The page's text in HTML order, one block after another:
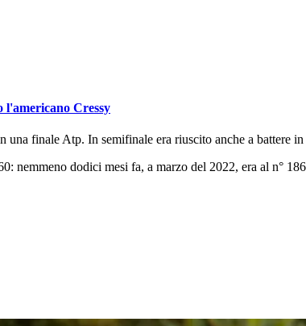
Cressy
una finale Atp. In semifinale era riuscito anche a battere
nemmeno dodici mesi fa, a marzo del 2022, era al n°